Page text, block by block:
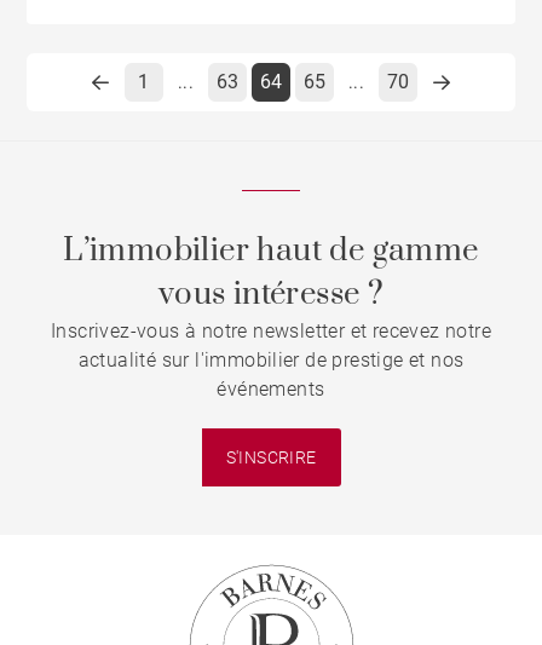
1 ... 63 64 65 ... 70
L’immobilier haut de gamme
vous intéresse ?
Inscrivez-vous à notre newsletter et recevez notre
actualité sur l'immobilier de prestige et nos
événements
S'INSCRIRE